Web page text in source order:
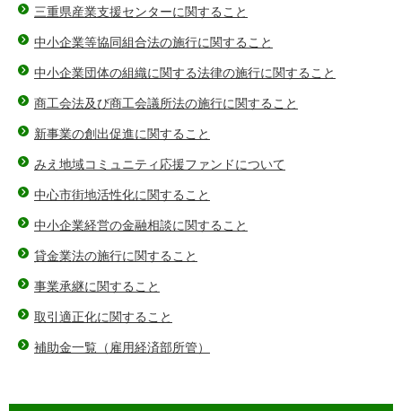
三重県産業支援センターに関すること
中小企業等協同組合法の施行に関すること
中小企業団体の組織に関する法律の施行に関すること
商工会法及び商工会議所法の施行に関すること
新事業の創出促進に関すること
みえ地域コミュニティ応援ファンドについて
中心市街地活性化に関すること
中小企業経営の金融相談に関すること
貸金業法の施行に関すること
事業承継に関すること
取引適正化に関すること
補助金一覧（雇用経済部所管）